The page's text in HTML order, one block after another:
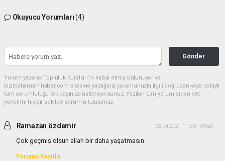
Okuyucu Yorumları(4)
Gönder
Yorum yazarak Topluluk Kuralları’nı kabul etmiş bulunuyor ve
kizilcahamamhaber.com sitesine yaptığınız yorumunuzla ilgili doğrudan veya dolaylı
tüm sorumluluğu tek başınıza üstleniyorsunuz. Yazılan tüm yorumlardan site
yönetimi hiçbir şekilde sorumlu tutulamaz.
Ramazan özdemir (08.04.2021 11:50 - #162)
Çok geçmiş olsun allah bir daha yaşatmasın
Yorumu Yanıtla